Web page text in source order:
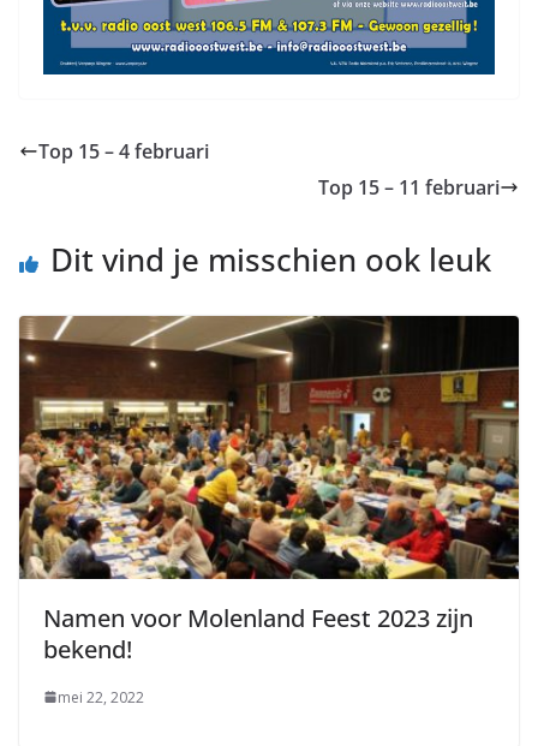
Top 15 – 4 februari
Top 15 – 11 februari
Dit vind je misschien ook leuk
Namen voor Molenland Feest 2023 zijn
bekend!
mei 22, 2022